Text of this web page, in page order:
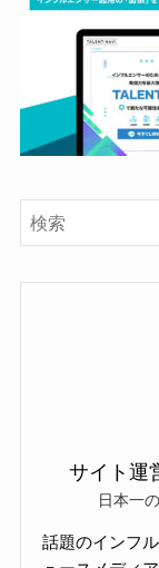
サイト運
日本一
話題のインフ